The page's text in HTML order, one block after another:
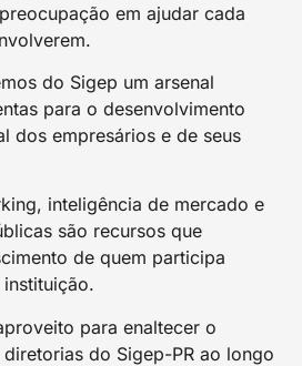
em ajudar cada
do Sigep um arsenal
para o desenvolvimento
dos empresários e de seus
inteligência de mercado e
são recursos que
de quem participa
para enaltecer o
do Sigep-PR ao longo